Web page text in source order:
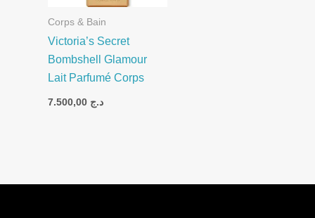
Corps & Bain
Victoria’s Secret
Bombshell Glamour
Lait Parfumé Corps
د.ج